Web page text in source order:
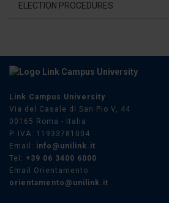
ELECTION PROCEDURES
Link Campus University
Via del Casale di San Pio V, 44
00165 Roma - Italia
P. IVA: 11933781004
Email: info@unilink.it
Tel: +39 06 3400 6000
Email Orientamento:
orientamento@unilink.it